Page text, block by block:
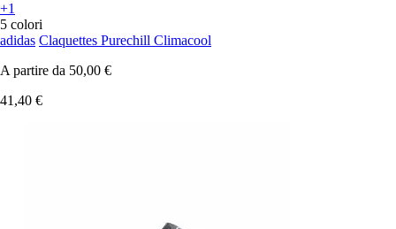
+1
5 colori
adidas Claquettes Purechill Climacool
A partire da 50,00 €
41,40 €